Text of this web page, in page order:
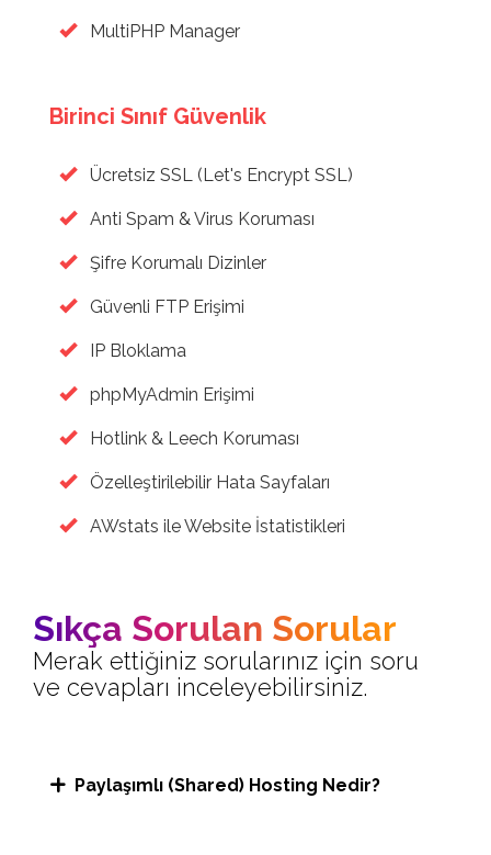
MultiPHP Manager
Birinci Sınıf Güvenlik
Ücretsiz SSL (Let's Encrypt SSL)
Anti Spam & Virus Koruması
Şifre Korumalı Dizinler
Güvenli FTP Erişimi
IP Bloklama
phpMyAdmin Erişimi
Hotlink & Leech Koruması
Özelleştirilebilir Hata Sayfaları
AWstats ile Website İstatistikleri
Sıkça Sorulan Sorular
Merak ettiğiniz sorularınız için soru
ve cevapları inceleyebilirsiniz.
Paylaşımlı (Shared) Hosting Nedir?